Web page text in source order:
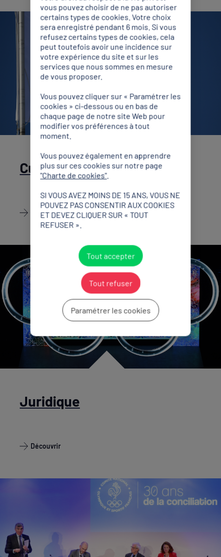
Culture Olympique
Découvrir
Juridique
Découvrir
vous pouvez choisir de ne pas autoriser
certains types de cookies. Votre choix
sera enregistré pendant 6 mois. Si vous
refusez certains types de cookies, cela
peut toutefois avoir une incidence sur
votre expérience du site et sur les
services que nous sommes en mesure
de vous proposer.
Vous pouvez cliquer sur « Paramétrer les
cookies » ci-dessous ou en bas de
chaque page de notre site Web pour
modifier vos préférences à tout
moment.
Vous pouvez également en apprendre
plus sur ces cookies sur notre page
"Charte de cookies".
SI VOUS AVEZ MOINS DE 15 ANS, VOUS NE
POUVEZ PAS CONSENTIR AUX COOKIES
ET DEVEZ CLIQUER SUR « TOUT
REFUSER ».
Tout accepter
Tout refuser
Paramétrer les cookies